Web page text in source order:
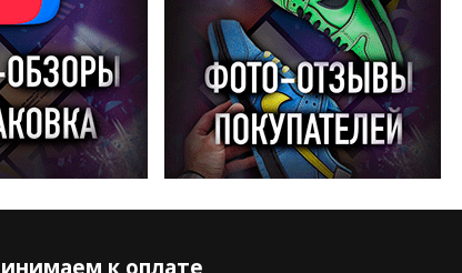
к оплате